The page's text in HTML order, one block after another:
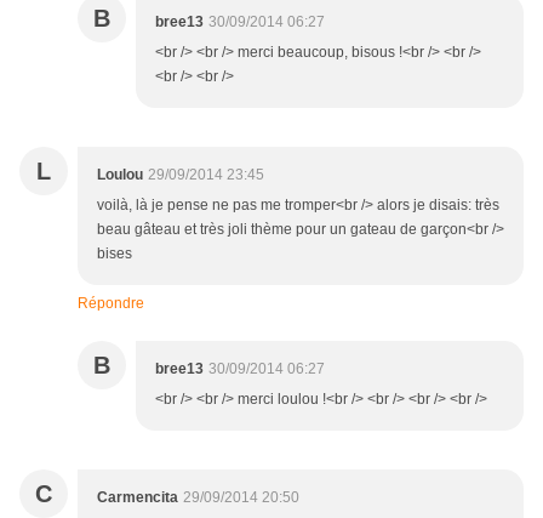
B bree13 30/09/2014 06:27
<br /> <br /> merci beaucoup, bisous !<br /> <br />
<br /> <br />
L Loulou 29/09/2014 23:45
voilà, là je pense ne pas me tromper<br /> alors je disais: très
beau gâteau et très joli thème pour un gateau de garçon<br />
bises
Répondre
B bree13 30/09/2014 06:27
<br /> <br /> merci loulou !<br /> <br /> <br /> <br />
C Carmencita 29/09/2014 20:50